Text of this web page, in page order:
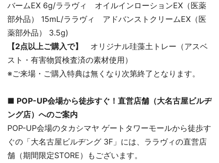
バームEX 6g/ララヴィ オイルインローションEX（医薬
部外品） 15mL/ララヴィ アドバンストクリームEX（医
薬部外品） 3.5g)
【2点以上ご購入で】 オリジナル珪藻土トレー（アスベ
スト・有害物質検査済の素材使用）
※ご来場・ご購入特典は無くなり次第終了となります。
■ POP-UP会場から徒歩すぐ！直営店舗（大名古屋ビルヂ
ング店）へのご案内
POP-UP会場のタカシマヤ ゲートタワーモールから徒歩す
ぐの「大名古屋ビルヂング 3F」には、ララヴィの直営店
舗（期間限定STORE）もございます。